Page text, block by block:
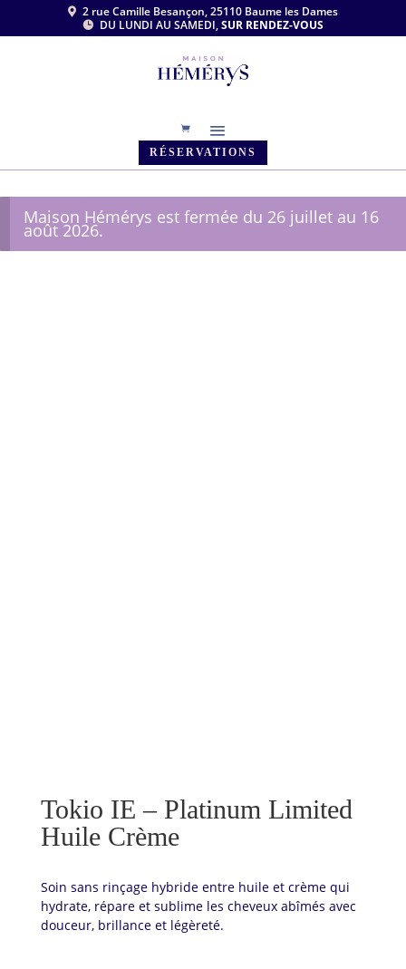
 2 rue Camille Besançon, 25110 Baume les Dames
 DU LUNDI AU SAMEDI,SUR RENDEZ-VOUS
RÉSERVATIONS
Maison Hémérys est fermée du 26 juillet au 16
août 2026.
Tokio IE – Platinum Limited
Huile Crème
Soin sans rinçage hybride entre huile et crème qui
hydrate, répare et sublime les cheveux abîmés avec
douceur, brillance et légèreté.